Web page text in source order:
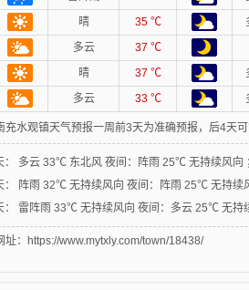
晴 35 ℃
多云
37 ℃
晴 37 ℃
多云 33 ℃
充水观镇天气预报一周前3天为准确预报，后4天
多云 33℃ 东北风 夜间：
阵雨 25℃ 无持续风向
阵雨 32℃ 无持续风向 夜间：
阵雨 25℃ 无持续
雷阵雨 33℃ 无持续风向 夜间： 多云 25℃ 无持
：https://www.mytxly.com/town/18438/